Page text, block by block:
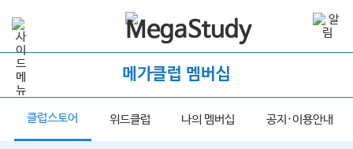
메가클럽 멤버십
클럽스토어 위드클럽 나의 멤버십 공지·이용안내